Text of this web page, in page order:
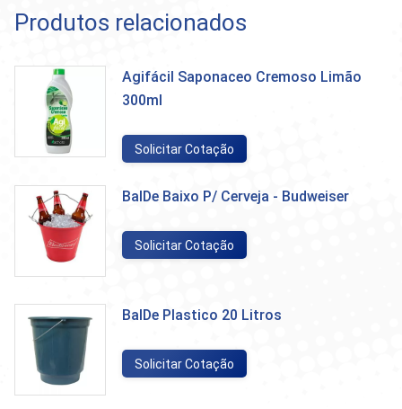
Produtos relacionados
Agifácil Saponaceo Cremoso Limão
300ml
Solicitar Cotação
BalDe Baixo P/ Cerveja - Budweiser
Solicitar Cotação
BalDe Plastico 20 Litros
Solicitar Cotação